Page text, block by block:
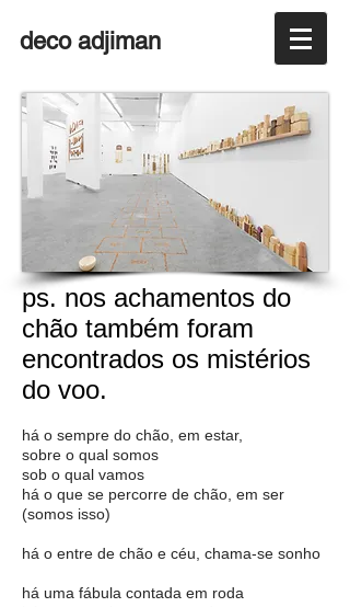
deco adjiman
ps. nos achamentos do
chão também foram
encontrados os mistérios
do voo.
há o sempre do chão, em estar,
sobre o qual somos
sob o qual vamos
há o que se percorre de chão, em ser
(somos isso)
há o entre de chão e céu, chama-se sonho
há uma fábula contada em roda